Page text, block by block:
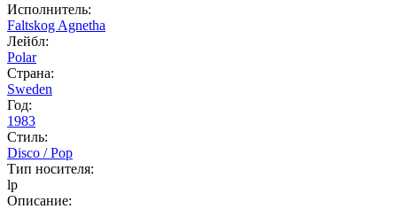
Исполнитель:
Faltskog Agnetha
Лейбл:
Polar
Страна:
Sweden
Год:
1983
Стиль:
Disco / Pop
Тип носителя:
lp
Описание: